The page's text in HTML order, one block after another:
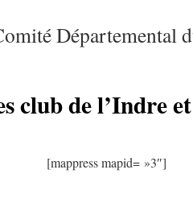
du
club de l’Indre
[mappress mapid= »3″]